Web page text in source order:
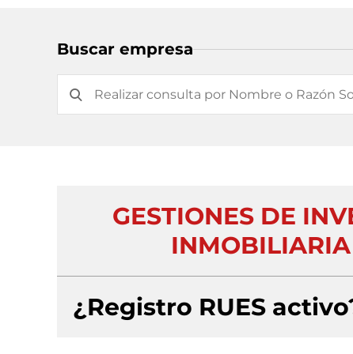
Buscar empresa
GESTIONES DE
¿Registro RUES